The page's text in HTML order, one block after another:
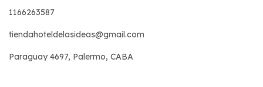
1166263587
tiendahoteldelasideas@gmail.com
Paraguay 4697, Palermo, CABA